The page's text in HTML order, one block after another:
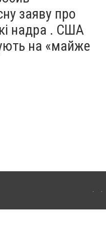
заяву про
надра . США
на «майже